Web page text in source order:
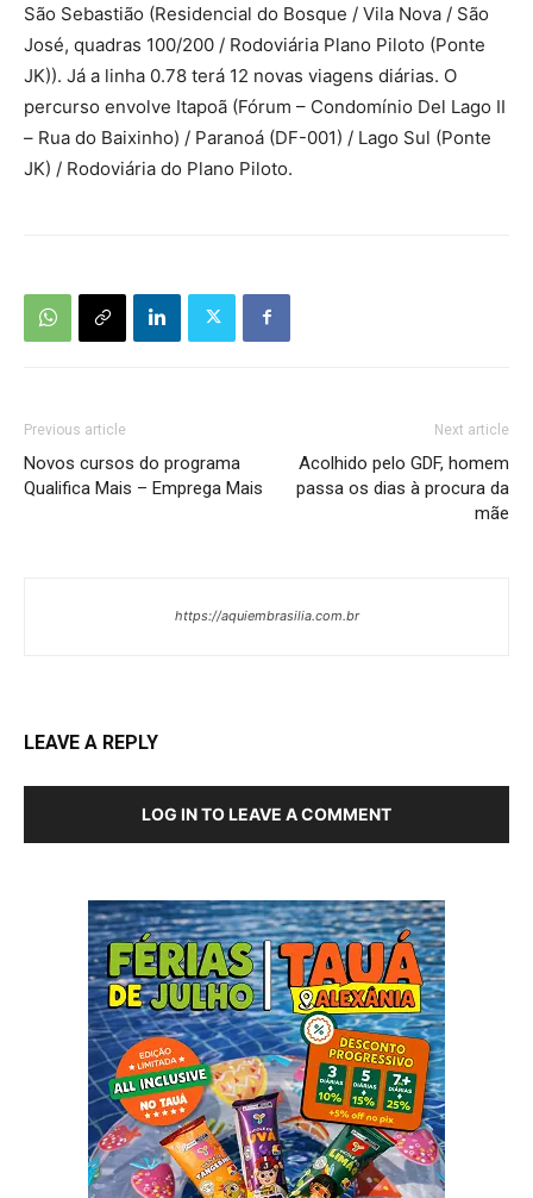
São Sebastião (Residencial do Bosque / Vila Nova / São
José, quadras 100/200 / Rodoviária Plano Piloto (Ponte
JK)). Já a linha 0.78 terá 12 novas viagens diárias. O
percurso envolve Itapoã (Fórum – Condomínio Del Lago II
– Rua do Baixinho) / Paranoá (DF-001) / Lago Sul (Ponte
JK) / Rodoviária do Plano Piloto.
Previous article
Novos cursos do programa
Qualifica Mais – Emprega Mais
Next article
Acolhido pelo GDF, homem
passa os dias à procura da
mãe
https://aquiembrasilia.com.br
LEAVE A REPLY
LOG IN TO LEAVE A COMMENT